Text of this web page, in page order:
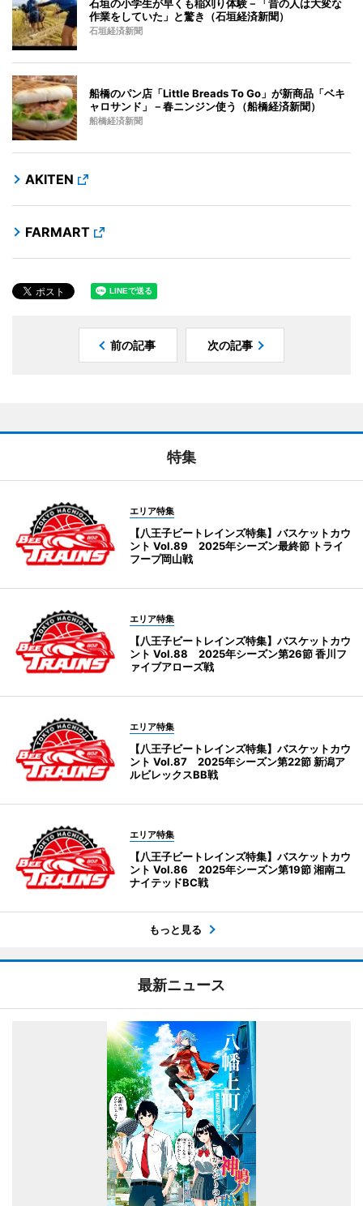
石垣の小学生が早くも稲刈り体験－「昔の人は大変な
作業をしていた」と驚き（石垣経済新聞）
石垣経済新聞
船橋のパン店「Little Breads To Go」が新商品「ベキ
ャロサンド」－春ニンジン使う（船橋経済新聞）
船橋経済新聞
AKITEN
FARMART
前の記事 次の記事
特集
エリア特集
【八王子ビートレインズ特集】バスケットカウ
ント Vol.89 2025年シーズン最終節 トライ
フープ岡山戦
エリア特集
【八王子ビートレインズ特集】バスケットカウ
ント Vol.88 2025年シーズン第26節 香川フ
ァイブアローズ戦
エリア特集
【八王子ビートレインズ特集】バスケットカウ
ント Vol.87 2025年シーズン第22節 新潟ア
ルビレックスBB戦
エリア特集
【八王子ビートレインズ特集】バスケットカウ
ント Vol.86 2025年シーズン第19節 湘南ユ
ナイテッドBC戦
もっと見る
最新ニュース